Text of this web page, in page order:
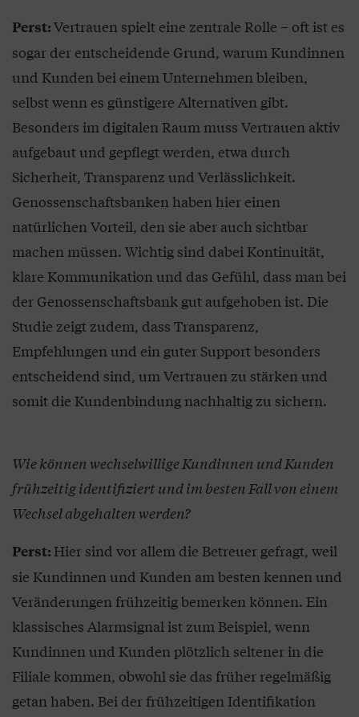
Perst:Vertrauen spielt eine zentrale Rolle – oft ist es
sogar der entscheidende Grund, warum Kundinnen
und Kunden bei einem Unternehmen bleiben,
selbst wenn es günstigere Alternativen gibt.
Besonders im digitalen Raum muss Vertrauen aktiv
aufgebaut und gepflegt werden, etwa durch
Sicherheit, Transparenz und Verlässlichkeit.
Genossenschaftsbanken haben hier einen
natürlichen Vorteil, den sie aber auch sichtbar
machen müssen. Wichtig sind dabei Kontinuität,
klare Kommunikation und das Gefühl, dass man bei
der Genossenschaftsbank gut aufgehoben ist. Die
Studie zeigt zudem, dass Transparenz,
Empfehlungen und ein guter Support besonders
entscheidend sind, um Vertrauen zu stärken und
somit die Kundenbindung nachhaltig zu sichern.
Wie können wechselwillige Kundinnen und Kunden
frühzeitig identifiziert und im besten Fall von einem
Wechsel abgehalten werden?
Perst:Hier sind vor allem die Betreuer gefragt, weil
sie Kundinnen und Kunden am besten kennen und
Veränderungen frühzeitig bemerken können. Ein
klassisches Alarmsignal ist zum Beispiel, wenn
Kundinnen und Kunden plötzlich seltener in die
Filiale kommen, obwohl sie das früher regelmäßig
getan haben. Bei der frühzeitigen Identifikation